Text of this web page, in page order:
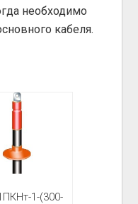
необходимо
кабеля.
1-(300-